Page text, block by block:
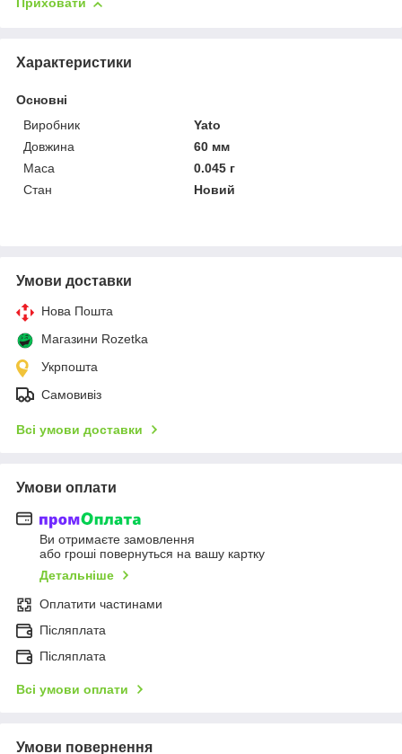
Приховати
Характеристики
Основні
Виробник
Yato
Довжина
60 мм
Маса
0.045 г
Стан
Новий
Умови доставки
Нова Пошта
Магазини Rozetka
Укрпошта
Самовивіз
Всі умови доставки
Умови оплати
Ви отримаєте замовлення
або гроші повернуться на вашу картку
Детальніше
Оплатити частинами
Післяплата
Післяплата
Всі умови оплати
Умови повернення